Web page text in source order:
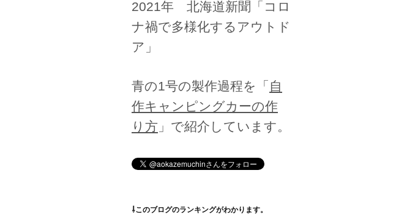
2021年 北海道新聞「コロ
ナ禍で多様化するアウトド
ア」
青の1号の製作過程を「 自
作キャンピングカーの作
り方 」で紹介しています。
⇩このブログのランキングがわかります。